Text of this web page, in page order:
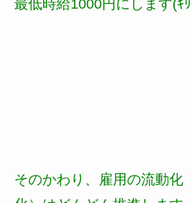
最低時給1000円にします(ｷ
そのかわり、雇用の流動化